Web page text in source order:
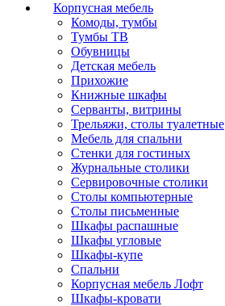
Корпусная мебель
Комоды, тумбы
Тумбы ТВ
Обувницы
Детская мебель
Прихожие
Книжные шкафы
Серванты, витрины
Трельяжи, столы туалетные
Мебель для спальни
Стенки для гостиных
Журнальные столики
Сервировочные столики
Столы компьютерные
Столы письменные
Шкафы распашные
Шкафы угловые
Шкафы-купе
Спальни
Корпусная мебель Лофт
Шкафы-кровати